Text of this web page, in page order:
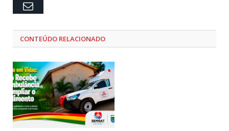
Email
CONTEÚDO RELACIONADO